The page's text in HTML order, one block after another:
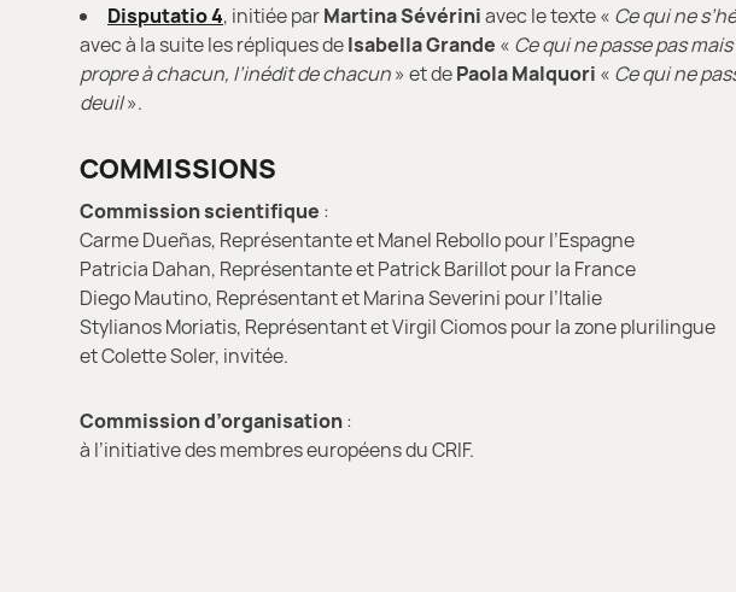
Disputatio 4, initiée parMartina Sévériniavec le texte « Ce qui ne
avec à la suite les répliques deIsabella Grande « Ce qui ne passe pas
propre à chacun, l’inédit de chacun» et dePaola Malquori « Ce qui ne
deuil».
COMMISSIONS
Commission scientifique :
Carme Dueñas, Représentante et Manel Rebollo pour l’Espagne
Patricia Dahan, Représentante et Patrick Barillot pour la France
Diego Mautino, Représentant et Marina Severini pour l’Italie
Stylianos Moriatis, Représentant et Virgil Ciomos pour la zone plurilingue
et Colette Soler, invitée.
Commission d’organisation:
à l’initiative des membres européens du CRIF.